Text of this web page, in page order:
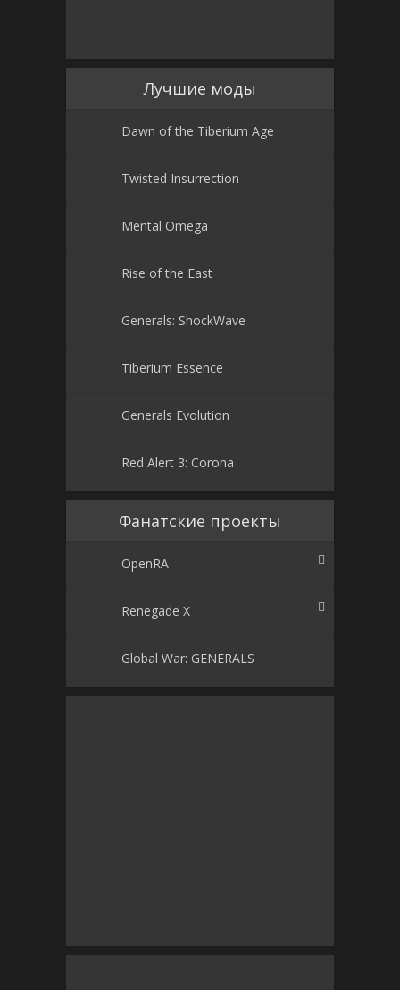
Лучшие моды
Dawn of the Tiberium Age
Twisted Insurrection
Mental Omega
Rise of the East
Generals: ShockWave
Tiberium Essence
Generals Evolution
Red Alert 3: Corona
Фанатские проекты
OpenRA
Renegade X
Global War: GENERALS